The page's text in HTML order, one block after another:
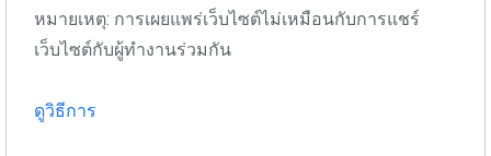
หมายเหตุ: การเผยแพร่เว็บไซต์ไม่เหมือนกับการแชร์
เว็บไซต์กับผู้ทำงานร่วมกัน
ดูวิธีการ